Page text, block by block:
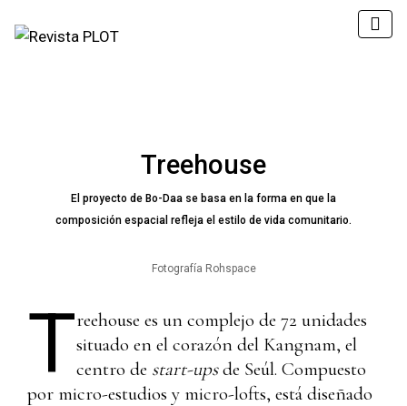
Treehouse
El proyecto de Bo-Daa se basa en la forma en que la
composición espacial refleja el estilo de vida comunitario.
Fotografía Rohspace
Treehouse es un complejo de 72 unidades
situado en el corazón del Kangnam, el
centro de start-upsde Seúl. Compuesto
por micro-estudios y micro-lofts, está diseñado